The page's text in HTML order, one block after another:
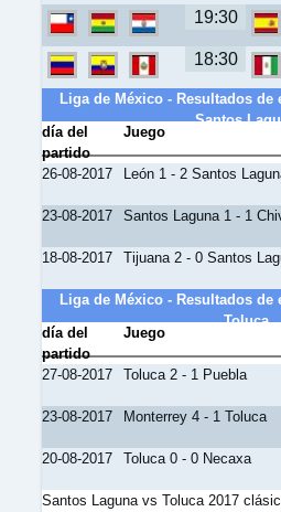
19:30
18:30
Liga de México - Resultados
Santos
día del
partido
Juego
26-08-2017 León 1 - 2 Santos
23-08-2017 Santos Laguna 1 - 1
18-08-2017 Tijuana 2 - 0 Santos
Liga de México - Resultados
Toluca
día del
partido
Juego
27-08-2017 Toluca 2 - 1 Puebla
23-08-2017 Monterrey 4 - 1 Toluca
20-08-2017 Toluca 0 - 0 Necaxa
Santos Laguna vs Toluca 2017